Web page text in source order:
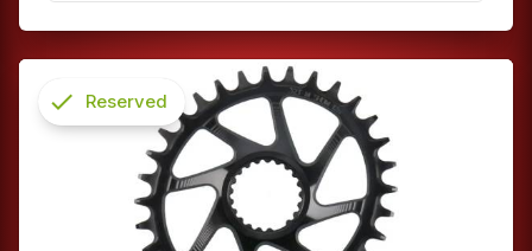
check
Reserved